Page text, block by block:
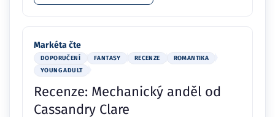
Markéta čte
DOPORUČENÍ FANTASY RECENZE
ROMANTIKA
YOUNG ADULT
Recenze: Mechanický anděl od
Cassandry Clare